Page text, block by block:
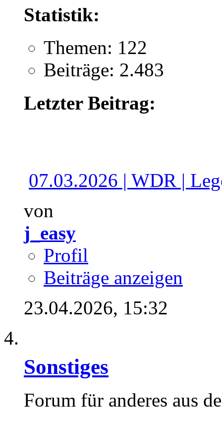
Statistik:
Themen: 122
Beiträge: 2.483
Letzter Beitrag:
07.03.2026 | WDR |
von
j_easy
Profil
Beiträge anzeigen
23.04.2026, 15:32
Sonstiges
Forum für anderes aus